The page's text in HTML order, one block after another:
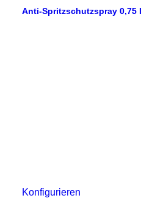
Anti-Spritzschutzspray 0,75 l
Konfigurieren